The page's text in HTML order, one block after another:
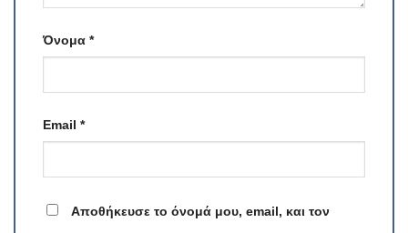
Όνομα *
Email *
Αποθήκευσε το όνομά μου, email, και τον